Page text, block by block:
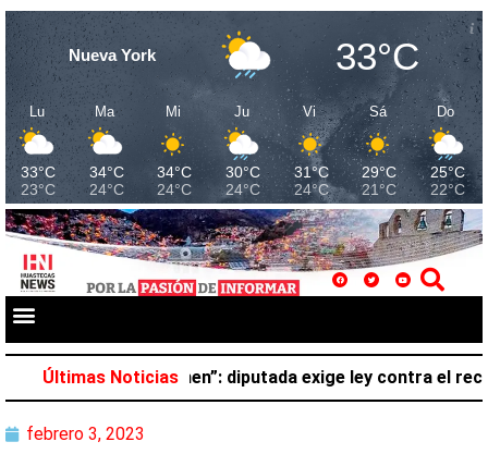
Nueva York 33°C
Lu
33°C
23°C
Ma
34°C
24°C
Mi
34°C
24°C
Ju
30°C
24°C
Vi
31°C
24°C
Sá
29°C
21°C
Do
25°C
22°C
Últimas Noticias
pertenece al crimen”: diputada exige ley contra el
febrero 3, 2023